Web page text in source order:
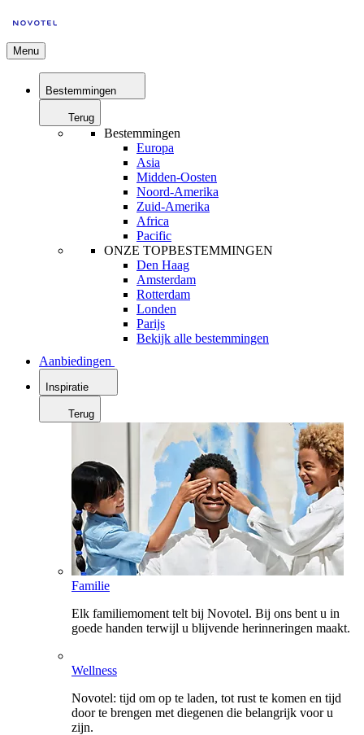
Menu
Bestemmingen
Terug
Bestemmingen
Europa
Asia
Midden-Oosten
Noord-Amerika
Zuid-Amerika
Africa
Pacific
ONZE TOPBESTEMMINGEN
Den Haag
Amsterdam
Rotterdam
Londen
Parijs
Bekijk alle bestemmingen
Aanbiedingen
Inspiratie
Terug
Familie
Elk familiemoment telt bij Novotel. Bij ons bent u in
goede handen terwijl u blijvende herinneringen maakt.
Wellness
Novotel: tijd om op te laden, tot rust te komen en tijd
door te brengen met diegenen die belangrijk voor u
zijn.